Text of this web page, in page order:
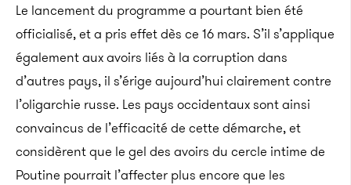
Le lancement du programme a pourtant bien été
officialisé, et a pris effet dès ce 16 mars. S’il s’applique
également aux avoirs liés à la corruption dans
d’autres pays, il s’érige aujourd’hui clairement contre
l’oligarchie russe. Les pays occidentaux sont ainsi
convaincus de l’efficacité de cette démarche, et
considèrent que le gel des avoirs du cercle intime de
Poutine pourrait l’affecter plus encore que les